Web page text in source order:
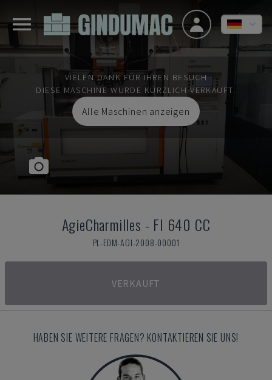
VIELEN DANK FÜR IHREN BESUCH
DIESE MASCHINE WURDE KÜRZLICH VERKAUFT.
Alle Maschinen anzeigen
AgieCharmilles - FI 640 CC
PL-EDM-AGI-2008-00001
VERKAUFT
HABEN SIE WEITERE FRAGEN? KONTAKTIEREN SIE UNS!